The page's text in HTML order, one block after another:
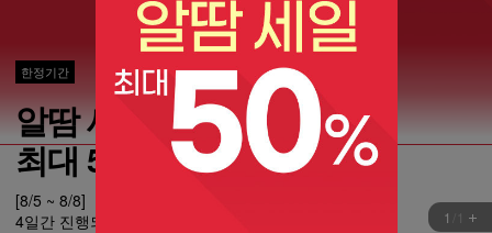
한정기간
알땀 세일
최대 50% 할인
[8/5 ~ 8/8]
4일간 진행되는 알땀 세일 놓치지 마세요!
1 1